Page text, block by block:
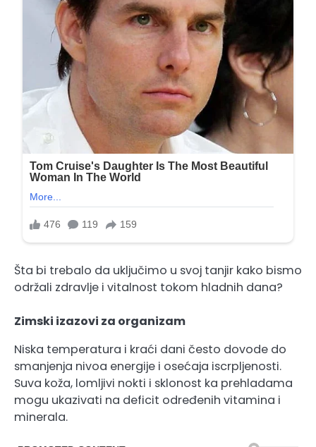
Šta bi trebalo da uključimo u svoj tanjir kako bismo
održali zdravlje i vitalnost tokom hladnih dana?
Zimski izazovi za organizam
Niska temperatura i kraći dani često dovode do
smanjenja nivoa energije i osećaja iscrpljenosti.
Suva koža, lomljivi nokti i sklonost ka prehladama
mogu ukazivati na deficit određenih vitamina i
minerala.